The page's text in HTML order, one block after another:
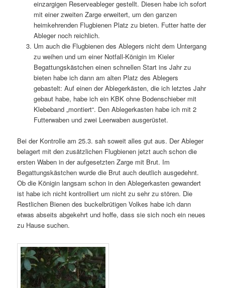
einzargigen Reserveableger gestellt. Diesen habe ich sofort
mit einer zweiten Zarge erweitert, um den ganzen
heimkehrenden Flugbienen Platz zu bieten. Futter hatte der
Ableger noch reichlich.
Um auch die Flugbienen des Ablegers nicht dem Untergang
zu weihen und um einer Notfall-Königin im Kieler
Begattungskästchen einen schnellen Start ins Jahr zu
bieten habe ich dann am alten Platz des Ablegers
gebastelt: Auf einen der Ablegerkästen, die ich letztes Jahr
gebaut habe, habe ich ein KBK ohne Bodenschieber mit
Klebeband „montiert“. Den Ablegerkasten habe ich mit 2
Futterwaben und zwei Leerwaben ausgerüstet.
Bei der Kontrolle am 25.3. sah soweit alles gut aus. Der Ableger
belagert mit den zusätzlichen Flugbienen jetzt auch schon die
ersten Waben in der aufgesetzten Zarge mit Brut. Im
Begattungskästchen wurde die Brut auch deutlich ausgedehnt.
Ob die Königin langsam schon in den Ablegerkasten gewandert
ist habe ich nicht kontrolliert um nicht zu sehr zu stören. Die
Restlichen Bienen des buckelbrütigen Volkes habe ich dann
etwas abseits abgekehrt und hoffe, dass sie sich noch ein neues
zu Hause suchen.